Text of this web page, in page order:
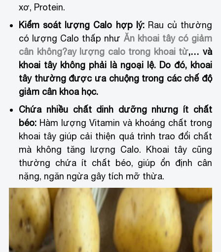
xơ, Protein.
Kiểm soát lượng Calo hợp lý:Rau củ thường
có lượng Calo thấp như Ăn khoai tây có giảm
cân không?ay lượng calo trong khoai từ,… và
khoai tây không phải là ngoại lệ. Do đó, khoai
tây thường được ưa chuộng trong các chế độ
giảm cân khoa học.
Chứa nhiều chất dinh dưỡng nhưng ít chất
béo: Hàm lượng Vitamin và khoáng chất trong
khoai tây giúp cải thiện quá trình trao đổi chất
mà không tăng lượng Calo. Khoai tây cũng
thường chứa ít chất béo, giúp ổn định cân
nặng, ngăn ngừa gây tích mỡ thừa.